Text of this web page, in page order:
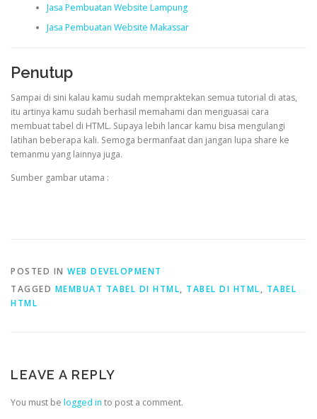
Jasa Pembuatan Website Lampung
Jasa Pembuatan Website Makassar
Penutup
Sampai di sini kalau kamu sudah mempraktekan semua tutorial di atas,
itu artinya kamu sudah berhasil memahami dan menguasai cara
membuat tabel di HTML. Supaya lebih lancar kamu bisa mengulangi
latihan beberapa kali. Semoga bermanfaat dan jangan lupa share ke
temanmu yang lainnya juga.
Sumber gambar utama :
POSTED IN WEB DEVELOPMENT
TAGGED MEMBUAT TABEL DI HTML, TABEL DI HTML, TABEL
HTML
LEAVE A REPLY
You must be logged in to post a comment.